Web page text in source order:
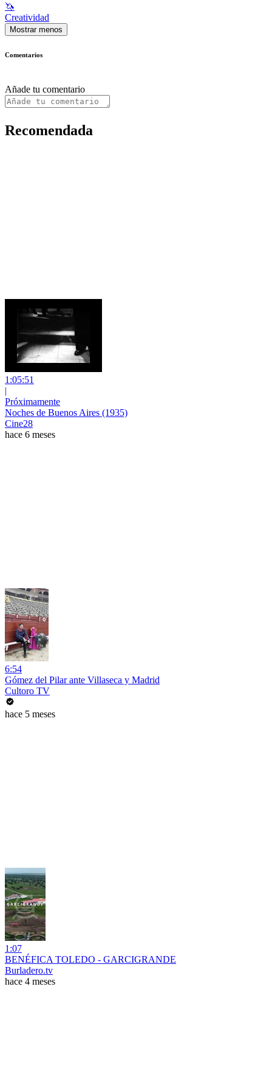
🦄
Creatividad
Mostrar menos
Comentarios
Añade tu comentario
Recomendada
1:05:51
|
Próximamente
Noches de Buenos Aires (1935)
Cine28
hace 6 meses
6:54
Gómez del Pilar ante Villaseca y Madrid
Cultoro TV
hace 5 meses
1:07
BENÉFICA TOLEDO - GARCIGRANDE
Burladero.tv
hace 4 meses